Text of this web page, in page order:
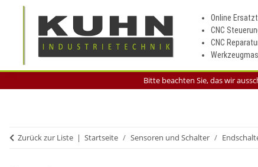
Online
CNC
CNC
Bitte beachten Sie, das wir
Zurück zur Liste Startseite Sensoren und Schalter